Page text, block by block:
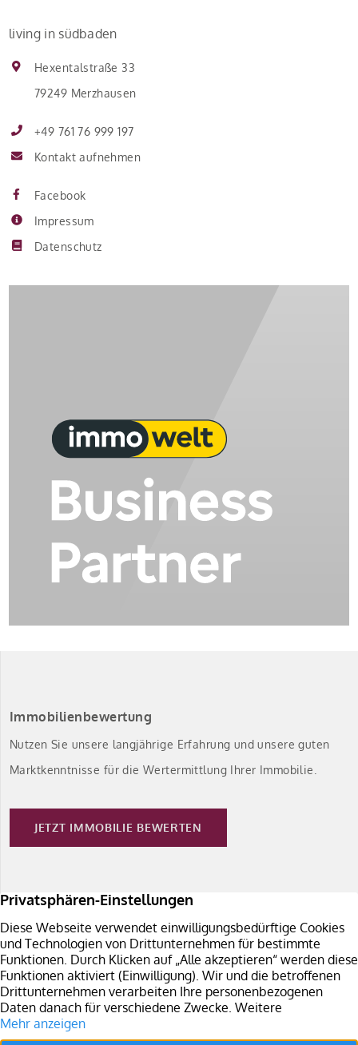
living in südbaden
Hexentalstraße 33
79249 Merzhausen
+49 761 76 999 197
Kontakt aufnehmen
Facebook
Impressum
Datenschutz
Immobilienbewertung
Nutzen Sie unsere langjährige Erfahrung und unsere guten
Marktkenntnisse für die Wertermittlung Ihrer Immobilie.
JETZT IMMOBILIE BEWERTEN
Immobilie verkaufen
Sie planen den Verkauf Ihrer Immobilie in Südbaden?
Überzeugen Sie sich von unseren Leistungen.